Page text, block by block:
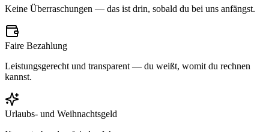
Keine Überraschungen — das ist drin, sobald du bei uns anfängst.
Faire Bezahlung
Leistungsgerecht und transparent — du weißt, womit du rechnen
kannst.
Urlaubs- und Weihnachtsgeld